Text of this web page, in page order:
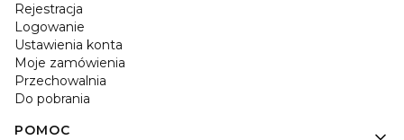
Rejestracja
Logowanie
Ustawienia konta
Moje zamówienia
Przechowalnia
Do pobrania
POMOC